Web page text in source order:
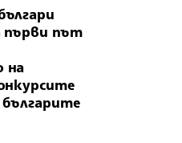
първи път
на